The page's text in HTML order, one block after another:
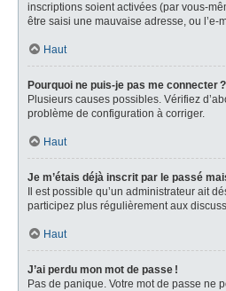
inscriptions soient activées (par vous-
être saisi une mauvaise adresse, ou l’e-
Haut
Pourquoi ne puis-je pas me connecter ?
Plusieurs causes possibles. Vérifiez
problème de configuration à corriger.
Haut
Je m’étais déjà inscrit par le passé
Il est possible qu’un administrateur ait
participez plus régulièrement aux
Haut
J’ai perdu mon mot de passe !
Pas de panique. Votre mot de passe ne